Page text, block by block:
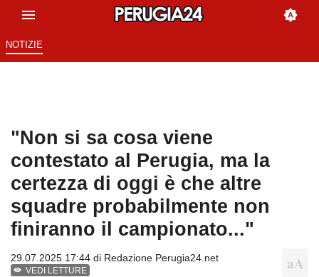
NOTIZIE
"Non si sa cosa viene
contestato al Perugia, ma la
certezza di oggi è che altre
squadre probabilmente non
finiranno il campionato..."
29.07.2025 17:44 di Redazione Perugia24.net
VEDI LETTURE